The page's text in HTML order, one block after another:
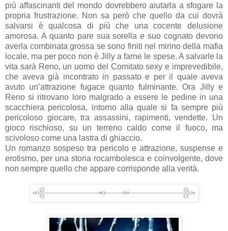
più affascinanti del mondo dovrebbero aiutarla a sfogare la
propria frustrazione. Non sa però che quello da cui dovrà
salvarsi è qualcosa di più che una cocente delusione
amorosa. A quanto pare sua sorella e suo cognato devono
averla combinata grossa se sono finiti nel mirino della mafia
locale, ma per poco non è Jilly a farne le spese. A salvarle la
vita sarà Reno, un uomo del Comitato sexy e imprevedibile,
che aveva già incontrato in passato e per il quale aveva
avuto un’attrazione fugace quanto fulminante. Ora Jilly e
Reno si ritrovano loro malgrado a essere le pedine in una
scacchiera pericolosa, intorno alla quale si fa sempre più
pericoloso giocare, tra assassini, rapimenti, vendette. Un
gioco rischioso, su un terreno caldo come il fuoco, ma
scivoloso come una lastra di ghiaccio.
Un romanzo sospeso tra pericolo e attrazione, suspense e
erotismo, per una storia rocambolesca e coinvolgente, dove
non sempre quello che appare corrisponde alla verità.